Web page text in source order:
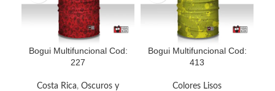
Bogui Multifuncional Cod:
227
Costa Rica, Oscuros y
Bogui Multifuncional Cod:
413
Colores Lisos